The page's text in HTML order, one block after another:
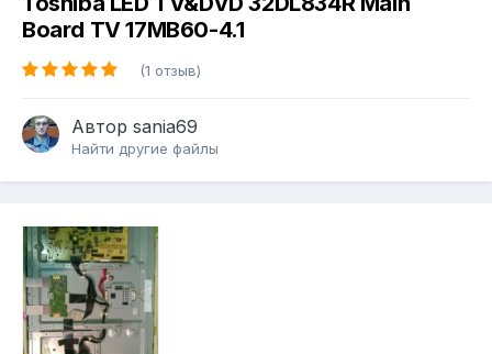
Board TV 17MB60-4.1
(1 отзыв)
Автор sania69
Найти другие файлы